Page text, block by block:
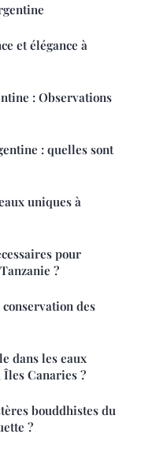
et élégance à
: Observations
: quelles sont
uniques à
pour
?
des
dans les eaux
Canaries ?
bouddhistes du
?